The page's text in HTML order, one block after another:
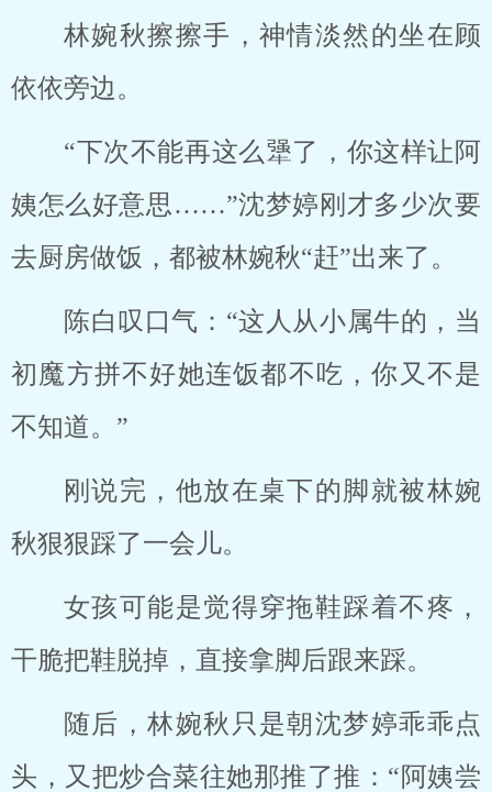
林婉秋擦擦手，神情淡然的坐在顾
依依旁边。
“下次不能再这么犟了，你这样让阿
姨怎么好意思……”沈梦婷刚才多少次要
去厨房做饭，都被林婉秋“赶”出来了。
陈白叹口气：“这人从小属牛的，当
初魔方拼不好她连饭都不吃，你又不是
不知道。”
刚说完，他放在桌下的脚就被林婉
秋狠狠踩了一会儿。
女孩可能是觉得穿拖鞋踩着不疼，
干脆把鞋脱掉，直接拿脚后跟来踩。
随后，林婉秋只是朝沈梦婷乖乖点
头，又把炒合菜往她那推了推：“阿姨尝